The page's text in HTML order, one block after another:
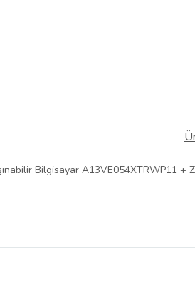
Bilgisayar A13VE054XTRWP11 +